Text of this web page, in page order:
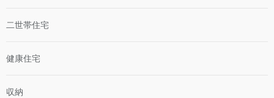
二世帯住宅
健康住宅
収納